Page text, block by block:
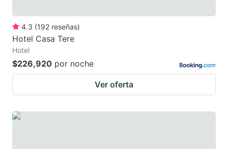
4.3 (192 reseñas)
Hotel Casa Tere
Hotel
$226,920 por noche
Ver oferta